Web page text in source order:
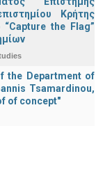
Κρήτης
“Capture the Flag”
the Department of
Tsamardinou,
of concept"